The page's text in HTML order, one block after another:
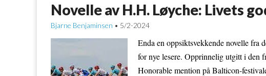
Novelle av H.H. Løyche: Livets
Bjarne Benjaminsen • 5/2-2024
Enda en oppsiktsvekkende novelle fra
for nye lesere. Opprinnelig utgitt i den
Honorable mention på Balticon-